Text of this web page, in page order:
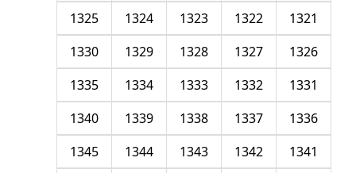
1321
1322
1323
1324
1325
1326
1327
1328
1329
1330
1331
1332
1333
1334
1335
1336
1337
1338
1339
1340
1341
1342
1343
1344
1345